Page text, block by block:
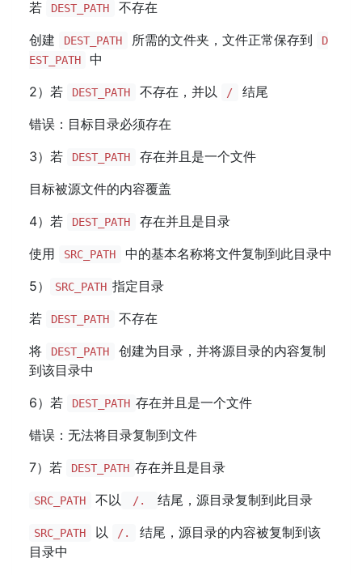
若
DEST_PATH
不存在
创建
DEST_PATH 所需的文件夹，文件正常保存到
D
EST_PATH
中
2）若
DEST_PATH 不存在，并以 /
结尾
错误：目标目录必须存在
3）若
DEST_PATH
存在并且是一个文件
目标被源文件的内容覆盖
4）若
DEST_PATH
存在并且是目录
使用
SRC_PATH
中的基本名称将文件复制到此目录中
5）
SRC_PATH 指定目录
若
DEST_PATH
不存在
将
DEST_PATH
创建为目录，并将源目录的内容复制
到该目录中
6）若
DEST_PATH 存在并且是一个文件
错误：无法将目录复制到文件
7）若
DEST_PATH 存在并且是目录
SRC_PATH 不以 /. 结尾，源目录复制到此目录
SRC_PATH 以 /.
结尾，源目录的内容被复制到该
目录中